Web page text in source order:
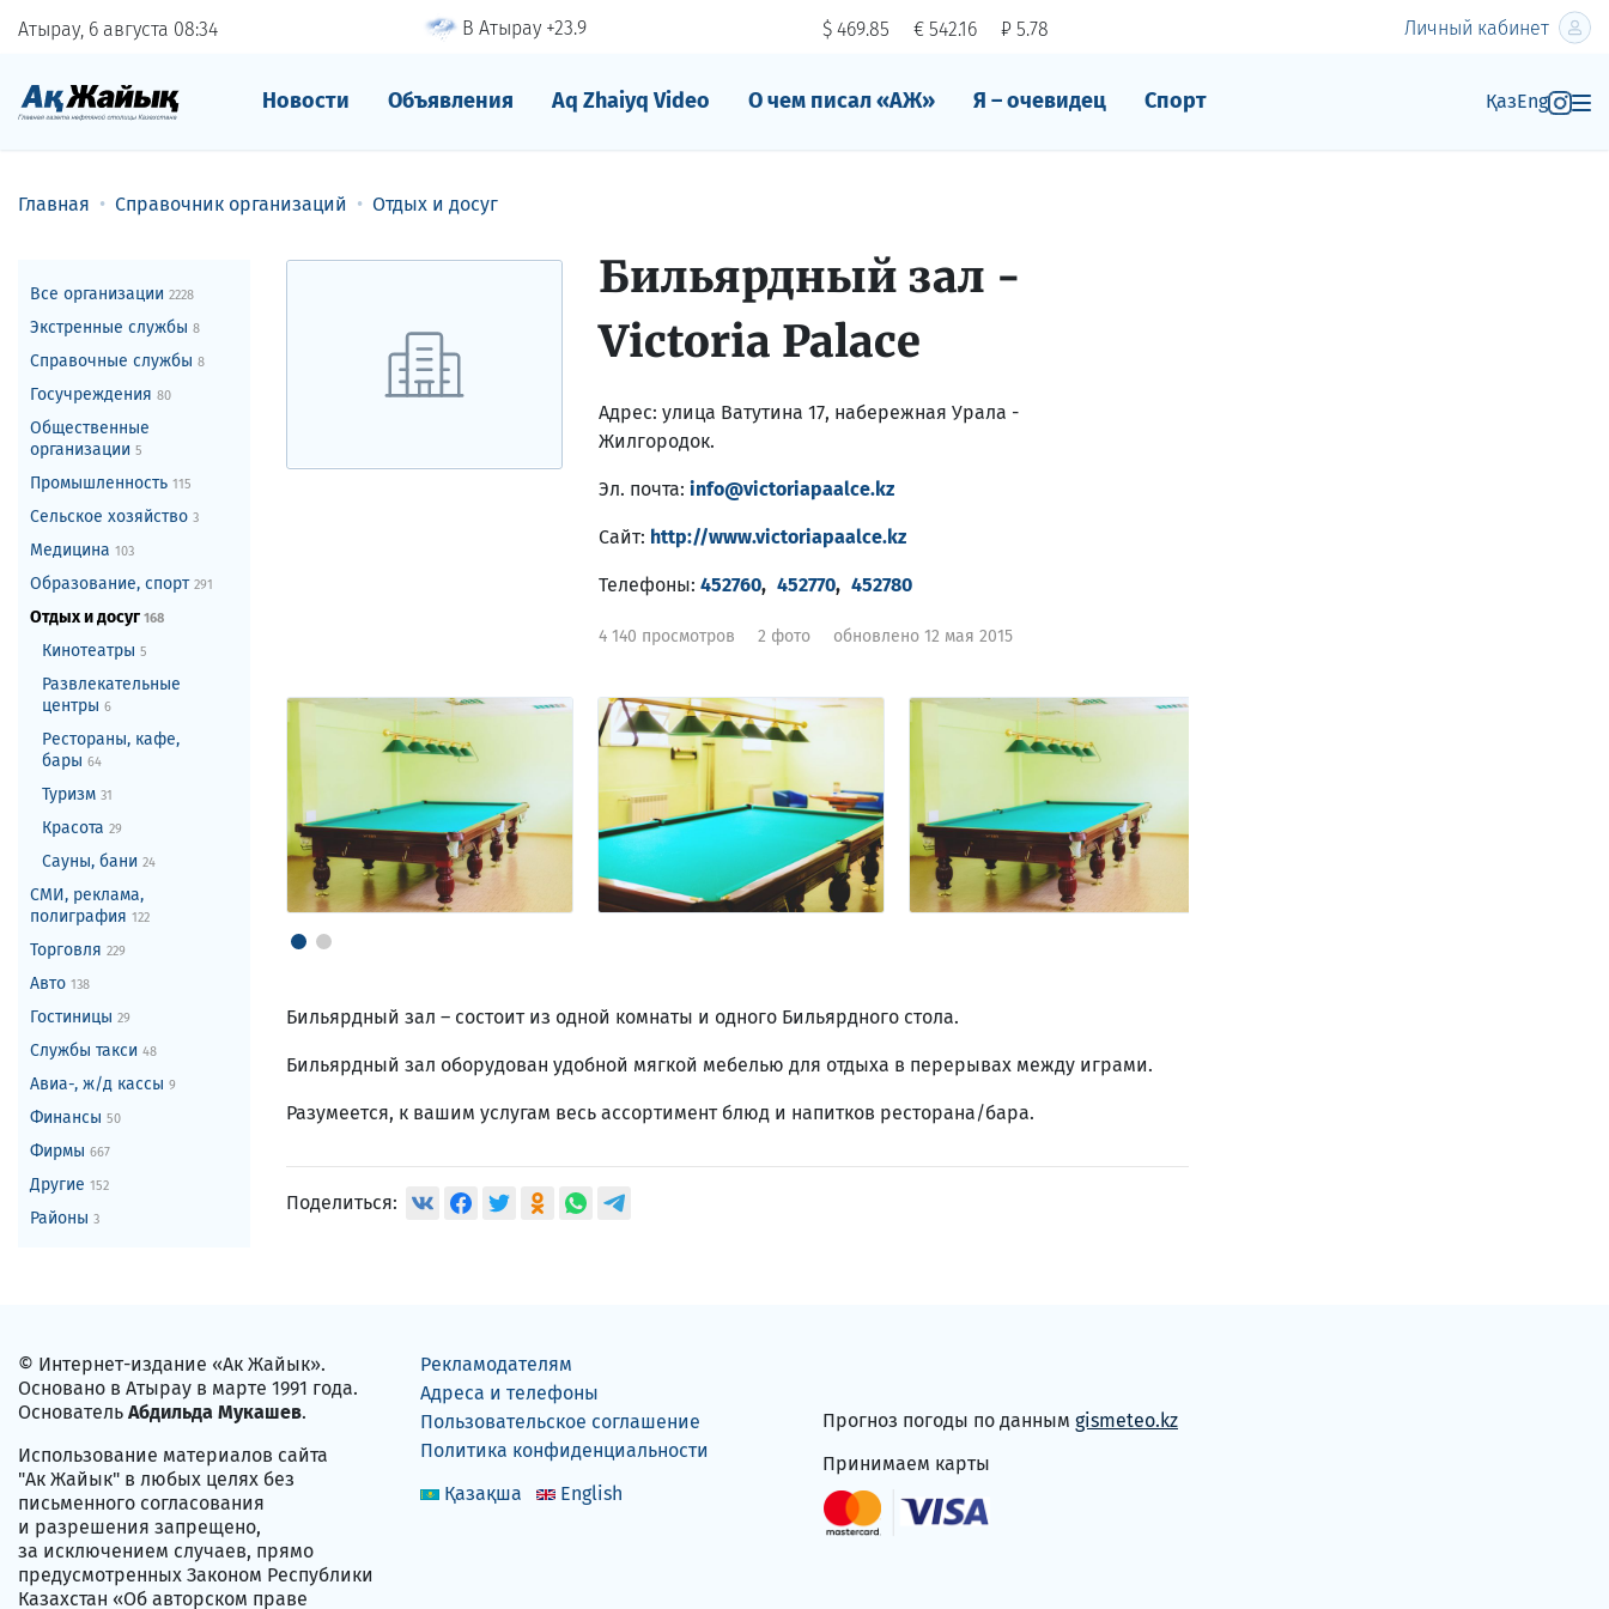
Атырау, 6 августа 08:34 В Атырау +23.9 $ 469.85 € 542.16 ₽ 5.78 Личный кабинет
Новости Объявления Aq Zhaiyq Video О чем писал «АЖ» Я – очевидец Спорт ҚазEng
Главная Справочник организаций Отдых и досуг
Все организации 2228
Экстренные службы 8
Справочные службы 8
Госучреждения 80
Общественные
организации 5
Промышленность 115
Сельское хозяйство 3
Медицина 103
Образование, спорт 291
Отдых и досуг 168
Кинотеатры 5
Развлекательные
центры 6
Рестораны, кафе,
бары 64
Туризм 31
Красота 29
Сауны, бани 24
СМИ, реклама,
полиграфия 122
Торговля 229
Авто 138
Гостиницы 29
Службы такси 48
Авиа-, ж/д кассы 9
Финансы 50
Фирмы 667
Другие 152
Районы 3
Бильярдный зал -
Victoria Palace
Адрес: улица Ватутина 17, набережная Урала -
Жилгородок.
Эл. почта: info@victoriapaalce.kz
Сайт: http://www.victoriapaalce.kz
Телефоны: 452760, 452770, 452780
4 140 просмотров 2 фото обновлено 12 мая 2015
Бильярдный зал – состоит из одной комнаты и одного Бильярдного стола.
Бильярдный зал оборудован удобной мягкой мебелью для отдыха в перерывах между играми.
Разумеется, к вашим услугам весь ассортимент блюд и напитков ресторана/бара.
Поделиться:
© Интернет-издание «Ак Жайык».
Основано в Атырау в марте 1991 года.
Основатель Абдильда Мукашев.
Использование материалов сайта
"Ак Жайык" в любых целях без
письменного согласования
и разрешения запрещено,
за исключением случаев, прямо
предусмотренных Законом Республики
Казахстан «Об авторском праве
Рекламодателям
Адреса и телефоны
Пользовательское соглашение
Политика конфиденциальности
Қазақша
English
Прогноз погоды по данным gismeteo.kz
Принимаем карты